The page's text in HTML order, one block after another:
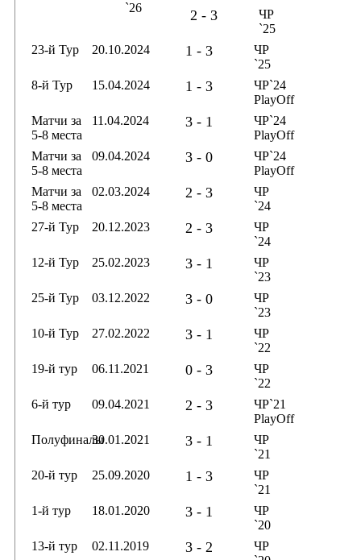
`26
2 - 3
ЧР
`25
23-й Тур
20.10.2024 1 - 3
ЧР
`25
8-й Тур
15.04.2024 1 - 3
ЧР`24
PlayOff
Матчи за
5-8 места
11.04.2024 3 - 1
ЧР`24
PlayOff
Матчи за
5-8 места
09.04.2024 3 - 0
ЧР`24
PlayOff
Матчи за
5-8 места
02.03.2024 2 - 3
ЧР
`24
27-й Тур
20.12.2023 2 - 3
ЧР
`24
12-й Тур
25.02.2023 3 - 1
ЧР
`23
25-й Тур
03.12.2022 3 - 0
ЧР
`23
10-й Тур
27.02.2022 3 - 1
ЧР
`22
19-й тур
06.11.2021 0 - 3
ЧР
`22
6-й тур
09.04.2021 2 - 3
ЧР`21
PlayOff
Полуфиналы30.01.2021 3 - 1
ЧР
`21
20-й тур
25.09.2020 1 - 3
ЧР
`21
1-й тур
18.01.2020 3 - 1
ЧР
`20
13-й тур
02.11.2019 3 - 2
ЧР